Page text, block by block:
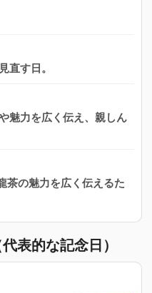
直す日。
魅力を広く伝え、親しん
茶の魅力を広く伝えるた
表的な記念日）